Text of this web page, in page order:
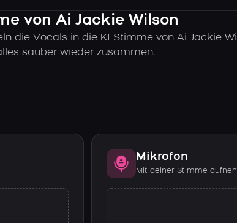
von Ai Jackie Wilson
die Vocals in die KI Stimme von Ai Jackie
sauber wieder zusammen.
Mikrofon
Mit deiner Stimme